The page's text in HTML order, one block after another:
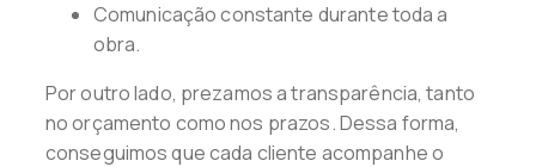
Comunicação constante durante toda a
obra.
Por outro lado, prezamos a transparência, tanto
no orçamento como nos prazos. Dessa forma,
conseguimos que cada cliente acompanhe o